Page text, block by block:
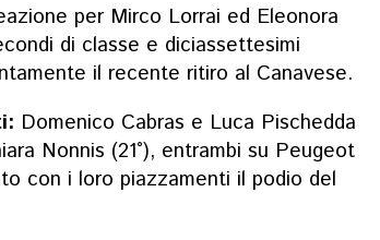
per Mirco Lorrai ed Eleonora
di classe e diciassettesimi
il recente ritiro al Canavese.
Domenico Cabras e Luca Pischedda
Nonnis (21°), entrambi su Peugeot
con i loro piazzamenti il podio del